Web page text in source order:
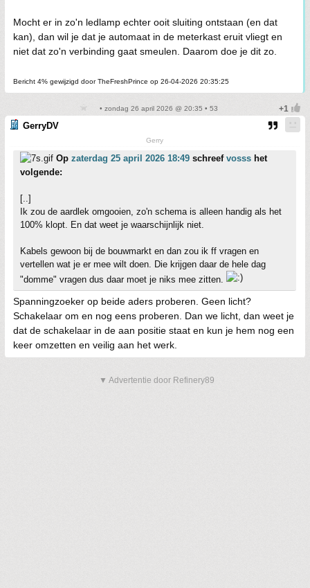
Mocht er in zo'n ledlamp echter ooit sluiting ontstaan (en dat
kan), dan wil je dat je automaat in de meterkast eruit vliegt en
niet dat zo'n verbinding gaat smeulen. Daarom doe je dit zo.
Bericht 4% gewijzigd door TheFreshPrince op 26-04-2026 20:35:25
• zondag 26 april 2026 @ 20:35 • 53
GerryDV
Gerry
Op zaterdag 25 april 2026 18:49 schreef vosss het
volgende:
[..]
Ik zou de aardlek omgooien, zo'n schema is alleen handig als het
100% klopt. En dat weet je waarschijnlijk niet.
Kabels gewoon bij de bouwmarkt en dan zou ik ff vragen en
vertellen wat je er mee wilt doen. Die krijgen daar de hele dag
"domme" vragen dus daar moet je niks mee zitten.
Spanningzoeker op beide aders proberen. Geen licht?
Schakelaar om en nog eens proberen. Dan we licht, dan weet je
dat de schakelaar in de aan positie staat en kun je hem nog een
keer omzetten en veilig aan het werk.
▼ Advertentie door Refinery89